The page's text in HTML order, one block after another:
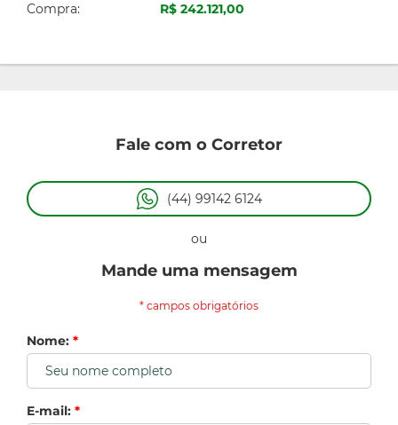
Compra: R$ 242.121,00
Fale com o Corretor
(44) 99142 6124
ou
Mande uma mensagem
* campos obrigatórios
Nome: *
E-mail: *